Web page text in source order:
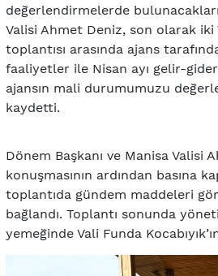
değerlendirmelerde
Valisi Ahmet Deniz, son olarak
toplantısı arasında ajans
faaliyetler ile Nisan ayı gelir-
ajansın mali durumumuzu
kaydetti.
Dönem Başkanı ve Manisa Valisi
konuşmasının ardından basına
toplantıda gündem maddeleri
bağlandı. Toplantı sonunda
yemeğinde Vali Funda